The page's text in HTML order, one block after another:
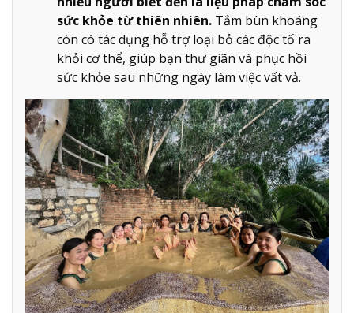
sức khỏe từ thiên nhiên. Tắm bùn khoáng
còn có tác dụng hỗ trợ loại bỏ các độc tố ra
khỏi cơ thể, giúp bạn thư giãn và phục hồi
sức khỏe sau những ngày làm việc vất vả.